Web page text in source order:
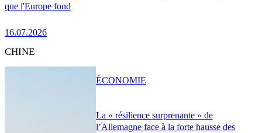
que l'Europe fond
16.07.2026
CHINE
La « résilience surprenante » de
l’Allemagne face à la forte hausse des
ÉCONOMIE